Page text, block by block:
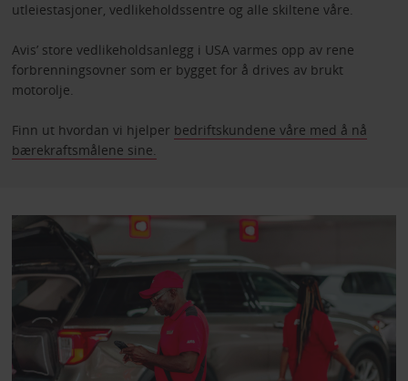
utleiestasjoner, vedlikeholdssentre og alle skiltene våre.
Avis’ store vedlikeholdsanlegg i USA varmes opp av rene
forbrenningsovner som er bygget for å drives av brukt
motorolje.
Finn ut hvordan vi hjelper bedriftskundene våre med å nå
bærekraftsmålene sine.